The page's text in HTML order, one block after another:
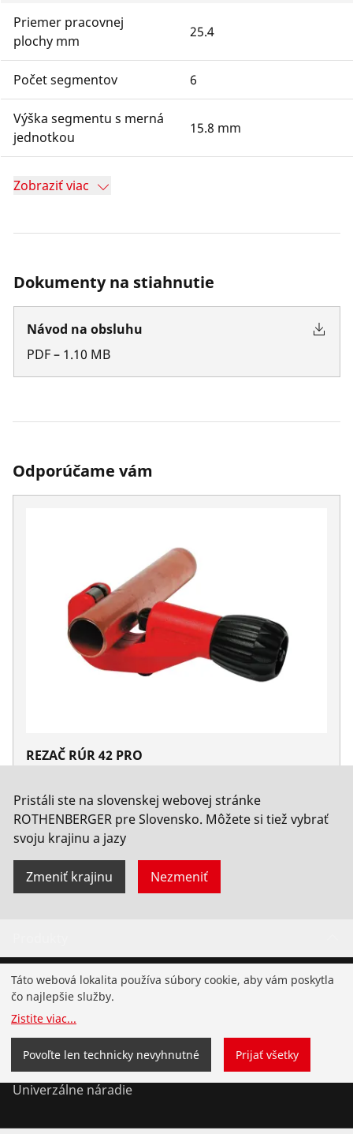
Priemer pracovnej
plochy mm
25.4
Počet segmentov 6
Výška segmentu s merná
jednotkou
15.8 mm
Zobraziť viac
Dokumenty na stiahnutie
Návod na obsluhu
PDF– 1.10 MB
Odporúčame vám
REZAČ RÚR 42 PRO
Pristáli ste na slovenskej webovej stránke
ROTHENBERGER pre Slovensko. Môžete si tiež vybrať
svoju krajinu a jazy
Zmeniť krajinu Nezmeniť
Inštalácia
Servis a údržba
Chladenie a klíma
Univerzálne náradie
Táto webová lokalita používa súbory cookie, aby vám poskytla
čo najlepšie služby.
Zistite viac...
Povoľte len technicky nevyhnutné Prijať všetky